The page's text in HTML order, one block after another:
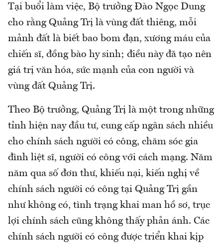
Tại buổi làm việc, Bộ trưởng Đào Ngọc Dung
cho rằng Quảng Trị là vùng đất thiêng, mỗi
mảnh đất là biết bao bom đạn, xương máu của
chiến sĩ, đồng bào hy sinh; điều này đã tạo nên
giá trị văn hóa, sức mạnh của con người và
vùng đất Quảng Trị.
Theo Bộ trưởng, Quảng Trị là một trong những
tỉnh hiện nay đầu tư, cung cấp ngân sách nhiều
cho chính sách người có công, chăm sóc gia
đình liệt sĩ, người có công với cách mạng. Năm
năm qua số đơn thư, khiếu nại, kiến nghị về
chính sách người có công tại Quảng Trị gần
như không có, tình trạng khai man hồ sơ, trục
lợi chính sách cũng không thấy phản ánh. Các
chính sách người có công được triển khai kịp